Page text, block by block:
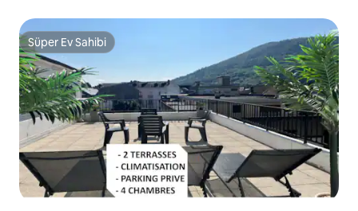
Süper Ev Sahibi
Süper Ev Sahibi